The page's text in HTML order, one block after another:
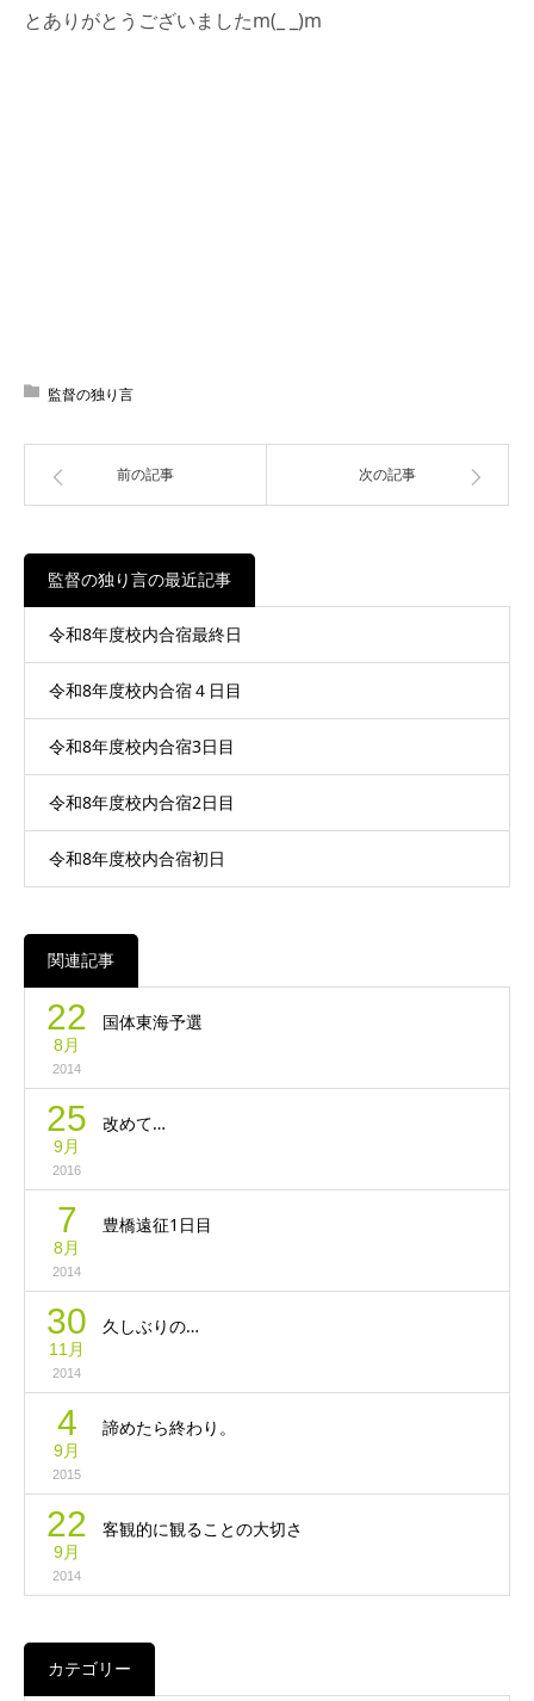
とありがとうございましたm(_ _)m
監督の独り言
前の記事 次の記事
監督の独り言の最近記事
令和8年度校内合宿最終日
令和8年度校内合宿４日目
令和8年度校内合宿3日目
令和8年度校内合宿2日目
令和8年度校内合宿初日
関連記事
22
8月
2014
国体東海予選
25
9月
2016
改めて…
7
8月
2014
豊橋遠征1日目
30
11月
2014
久しぶりの…
4
9月
2015
諦めたら終わり。
22
9月
2014
客観的に観ることの大切さ
カテゴリー